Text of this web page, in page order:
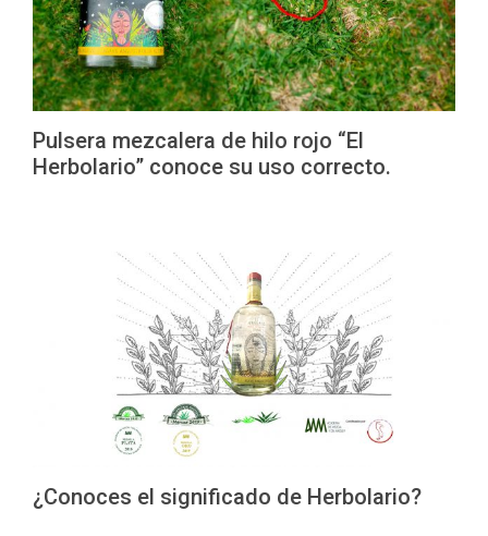
Pulsera mezcalera de hilo rojo “El
Herbolario” conoce su uso correcto.
¿Conoces el significado de Herbolario?